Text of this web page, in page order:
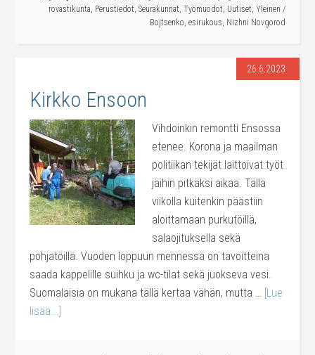
rovastikunta, Perustiedot, Seurakunnat, Työmuodot, Uutiset, Yleinen /
Bojtsenko, esirukous, Nizhni Novgorod
26.6.2023
Kirkko Ensoon
Vihdoinkin remontti Ensossa
etenee. Korona ja maailman
politiikan tekijät laittoivat työt
jäihin pitkäksi aikaa. Tällä
viikolla kuitenkin päästiin
aloittamaan purkutöillä,
salaojituksella sekä
pohjatöillä. Vuoden loppuun mennessä on tavoitteina
saada kappelille suihku ja wc-tilat sekä juokseva vesi.
Suomalaisia on mukana tällä kertaa vähän, mutta … [Lue
lisää...]